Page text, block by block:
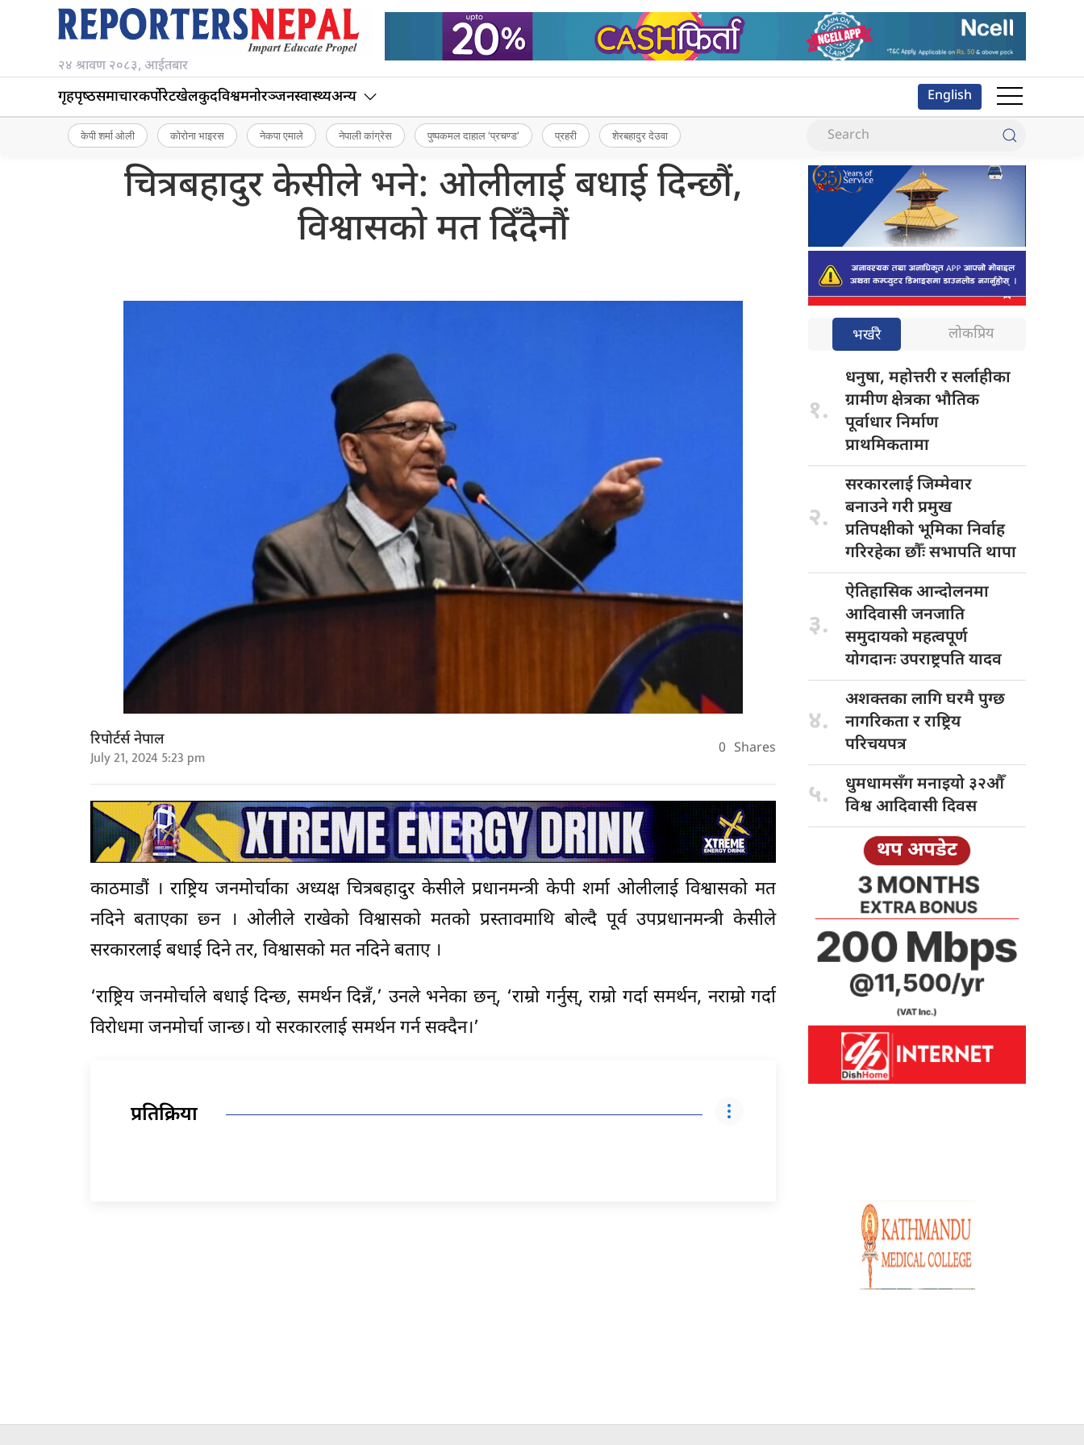
२४ श्रावण २०८३, आईतबार
गृहपृष्‍ठसमाचारकर्पोरेटखेलकुदविश्वमनोरञ्जनस्वास्थ्यअन्य English
केपी शर्मा ओली कोरोना भाइरस नेकपा एमाले नेपाली कांग्रेस पुष्पकमल दाहाल ‘प्रचण्ड’ प्रहरी शेरबहादुर देउवा
चित्रबहादुर केसीले भने: ओलीलाई बधाई दिन्छौं,
विश्वासको मत दिँदैनौं
रिपोर्टर्स नेपाल
July 21, 2024 5:23 pm 0 Shares
काठमाडौं । राष्ट्रिय जनमोर्चाका अध्यक्ष चित्रबहादुर केसीले प्रधानमन्त्री केपी शर्मा अ‍ोलीलाई विश्वासको मत
नदिने बताएका छ्न । अ‍ोलीले राखेको विश्वासको मतको प्रस्तावमाथि बोल्दै पूर्व उपप्रधानमन्त्री केसीले
सरकारलाई बधाई दिने तर, विश्वासको मत नदिने बताए ।
‘राष्ट्रिय जनमोर्चाले बधाई दिन्छ, समर्थन दिन्नँ,’ उनले भनेका छन्, ‘राम्रो गर्नुस्, राम्रो गर्दा समर्थन, नराम्रो गर्दा
विरोधमा जनमोर्चा जान्छ। यो सरकारलाई समर्थन गर्न सक्दैन।’
प्रतिक्रिया
भर्खरै लोकप्रिय
१.
धनुषा, महोत्तरीर सर्लाहीका
ग्रामीण क्षेत्रका भौतिक
पूर्वाधार निर्माण
प्राथमिकतामा
२.
सरकारलाई जिम्मेवार
बनाउने गरी प्रमुख
प्रतिपक्षीको भूमिका निर्वाह
गरिरहेका छौँः सभापति थापा
३.
ऐतिहासिक आन्दोलनमा
आदिवासी जनजाति
समुदायको महत्वपूर्ण
योगदानः उपराष्ट्रपति यादव
४.
अशक्तका लागिघरमै पुग्छ
नागरिकता र राष्ट्रिय
परिचयपत्र
५. धुमधामसँग मनाइयो ३२औँ
विश्व आदिवासी दिवस
थप अपडेट